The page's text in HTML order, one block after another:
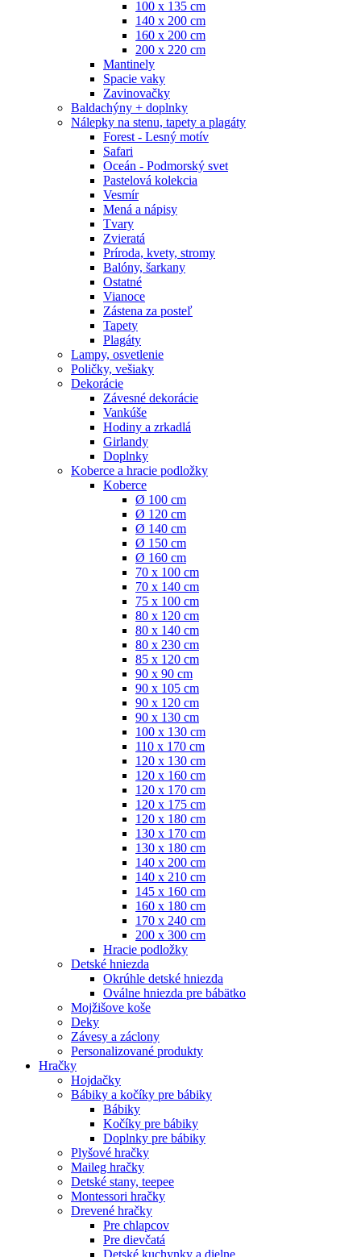
100 x 135 cm
140 x 200 cm
160 x 200 cm
200 x 220 cm
Mantinely
Spacie vaky
Zavinovačky
Baldachýny + doplnky
Nálepky na stenu, tapety a plagáty
Forest - Lesný motív
Safari
Oceán - Podmorský svet
Pastelová kolekcia
Vesmír
Mená a nápisy
Tvary
Zvieratá
Príroda, kvety, stromy
Balóny, šarkany
Ostatné
Vianoce
Zástena za posteľ
Tapety
Plagáty
Lampy, osvetlenie
Poličky, vešiaky
Dekorácie
Závesné dekorácie
Vankúše
Hodiny a zrkadlá
Girlandy
Doplnky
Koberce a hracie podložky
Koberce
Ø 100 cm
Ø 120 cm
Ø 140 cm
Ø 150 cm
Ø 160 cm
70 x 100 cm
70 x 140 cm
75 x 100 cm
80 x 120 cm
80 x 140 cm
80 x 230 cm
85 x 120 cm
90 x 90 cm
90 x 105 cm
90 x 120 cm
90 x 130 cm
100 x 130 cm
110 x 170 cm
120 x 130 cm
120 x 160 cm
120 x 170 cm
120 x 175 cm
120 x 180 cm
130 x 170 cm
130 x 180 cm
140 x 200 cm
140 x 210 cm
145 x 160 cm
160 x 180 cm
170 x 240 cm
200 x 300 cm
Hracie podložky
Detské hniezda
Okrúhle detské hniezda
Oválne hniezda pre bábätko
Mojžišove koše
Deky
Závesy a záclony
Personalizované produkty
Hračky
Hojdačky
Bábiky a kočíky pre bábiky
Bábiky
Kočíky pre bábiky
Doplnky pre bábiky
Plyšové hračky
Maileg hračky
Detské stany, teepee
Montessori hračky
Drevené hračky
Pre chlapcov
Pre dievčatá
Detské kuchynky a dielne